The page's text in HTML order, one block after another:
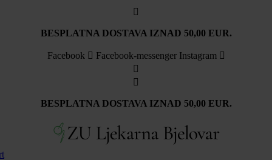
BESPLATNA DOSTAVA IZNAD 50,00 EUR.
Facebook Facebook-messenger Instagram
BESPLATNA DOSTAVA IZNAD 50,00 EUR.